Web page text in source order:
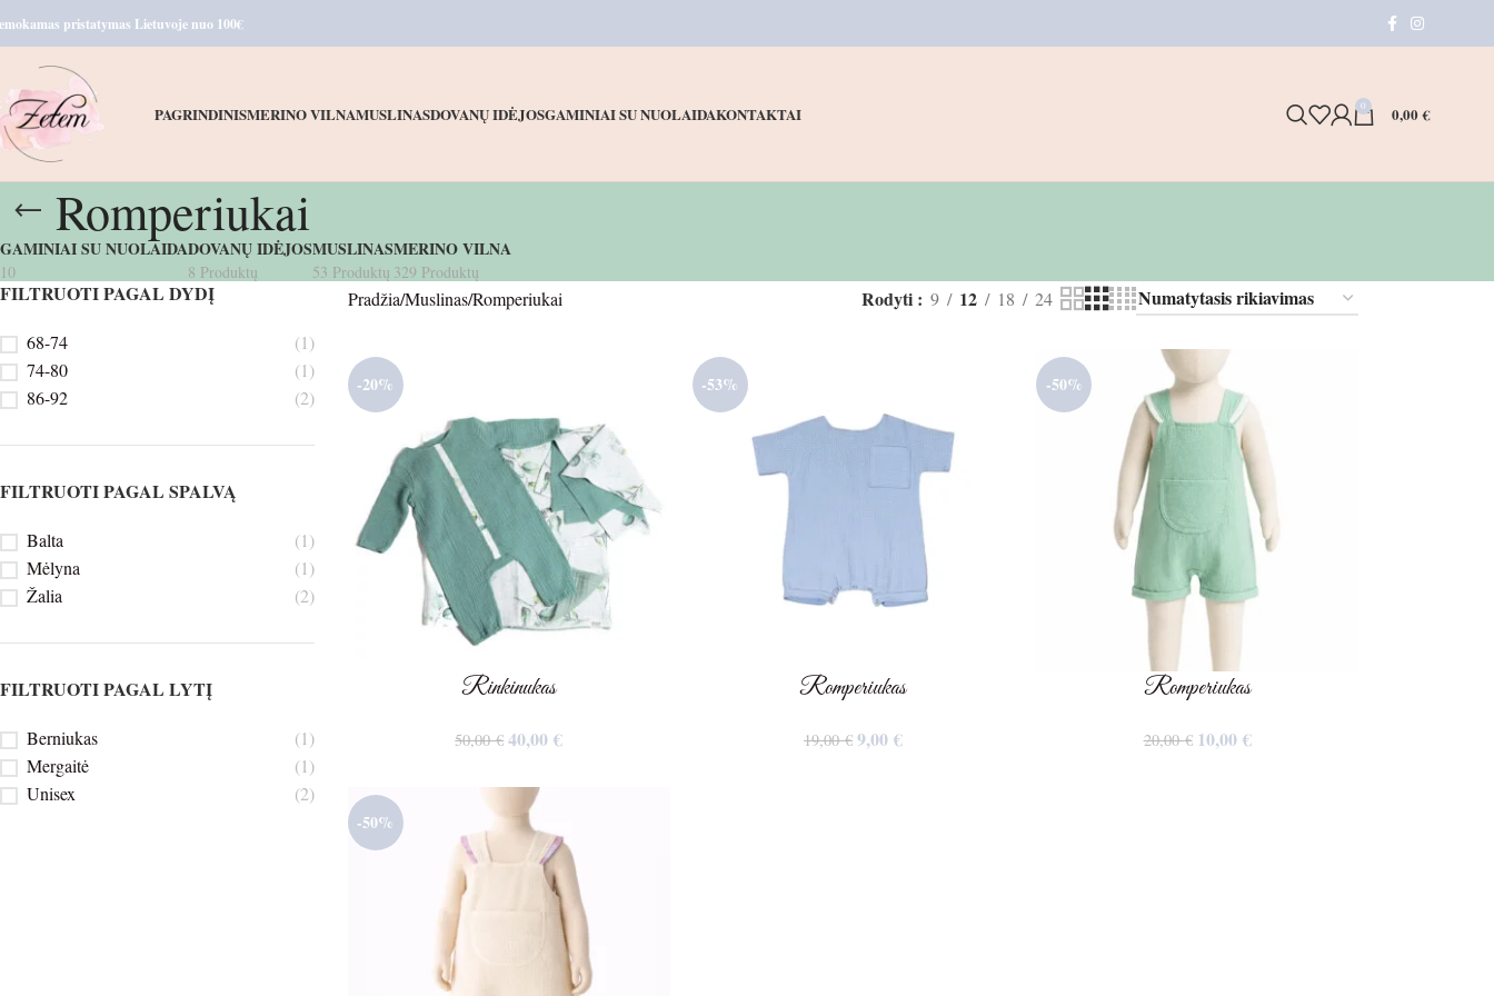
pristatymas Lietuvoje nuo 100€
PAGRINDINISMERINO VILNAMUSLINASDOVANŲ IDĖJOSGAMINIAI SU NUOLAIDAKONTAKTAI 0 0,00€
Romperiukai
GAMINIAI SU NUOLAIDA
10
DOVANŲ IDĖJOS
8 Produktų
MUSLINAS
53 Produktų
MERINO VILNA
329 Produktų
FILTRUOTI PAGAL DYDĮ
68-74
(1)
74-80
(1)
86-92
(2)
FILTRUOTI PAGAL SPALVĄ
Balta
(1)
Mėlyna
(1)
Žalia
(2)
FILTRUOTI PAGAL LYTĮ
Berniukas
(1)
Mergaitė
(1)
Unisex
(2)
Pradžia MuslinasRomperiukai Rodyti 9 12 18 24
-20%
Rinkinukas
50,00€ 40,00€
-53%
Romperiukas
19,00€ 9,00 €
-50%
Romperiukas
20,00€ 10,00 €
-50%